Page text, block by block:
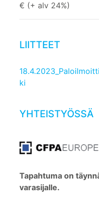
€ (+ alv 24%)
LIITTEET
ki
YHTEISTYÖSSÄ
Tapahtuma on
varasijalle.